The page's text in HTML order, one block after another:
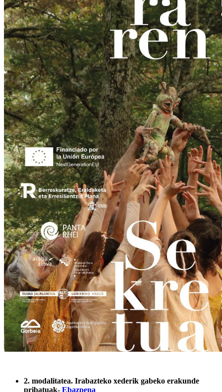
2. modalitatea. Irabazteko xederik gabeko erakunde
pribatuak- Ebazpena